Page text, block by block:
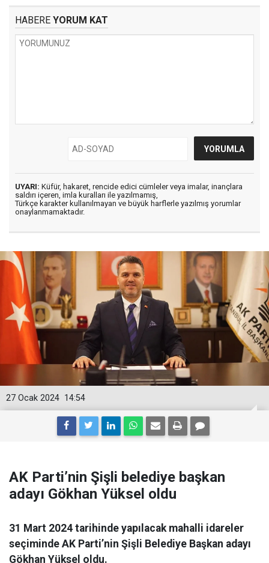
HABERE YORUM KAT
UYARI: Küfür, hakaret, rencide edici cümleler veya imalar, inançlara
saldırı içeren, imla kuralları ile yazılmamış,
Türkçe karakter kullanılmayan ve büyük harflerle yazılmış yorumlar
onaylanmamaktadır.
14:54
27 Ocak 2024
AK Parti’nin Şişli belediye başkan
adayı Gökhan Yüksel oldu
31 Mart 2024 tarihinde yapılacak mahalli idareler
seçiminde AK Parti’nin Şişli Belediye Başkan adayı
Gökhan Yüksel oldu.